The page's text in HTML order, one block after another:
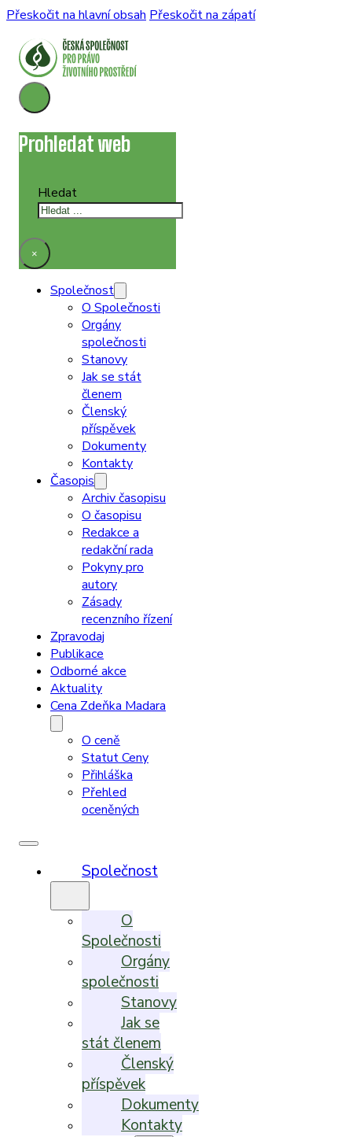
Přeskočit na hlavní obsah Přeskočit na zápatí
Prohledat web
Hledat
×
Společnost
O Společnosti
Orgány
společnosti
Stanovy
Jak se stát
členem
Členský
příspěvek
Dokumenty
Kontakty
Časopis
Archiv časopisu
O časopisu
Redakce a
redakční rada
Pokyny pro
autory
Zásady
recenzního řízení
Zpravodaj
Publikace
Odborné akce
Aktuality
Cena Zdeňka Madara
O ceně
Statut Ceny
Přihláška
Přehled
oceněných
Společnost
O
Společnosti
Orgány
společnosti
Stanovy
Jak se
stát členem
Členský
příspěvek
Dokumenty
Kontakty